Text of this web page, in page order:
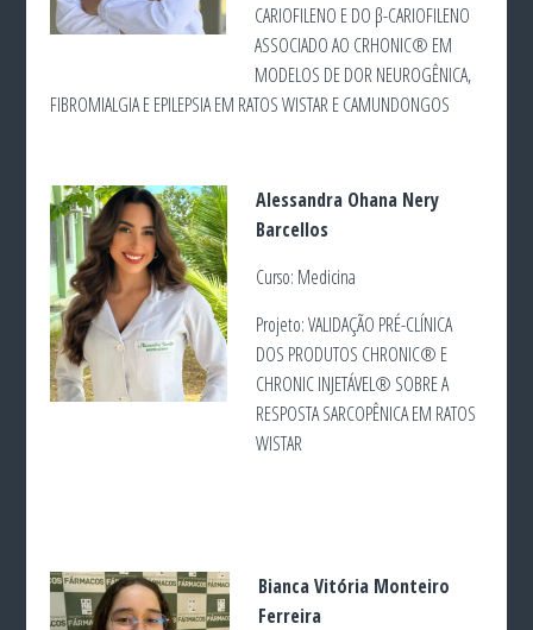
CARIOFILENO E DO β-CARIOFILENO
ASSOCIADO AO CRHONIC®️ EM
MODELOS DE DOR NEUROGÊNICA,
FIBROMIALGIA E EPILEPSIA EM RATOS WISTAR E CAMUNDONGOS
Alessandra Ohana Nery
Barcellos
Curso: Medicina
Projeto: VALIDAÇÃO PRÉ-CLÍNICA
DOS PRODUTOS CHRONIC®️ E
CHRONIC INJETÁVEL®️ SOBRE A
RESPOSTA SARCOPÊNICA EM RATOS
WISTAR
Bianca Vitória Monteiro
Ferreira